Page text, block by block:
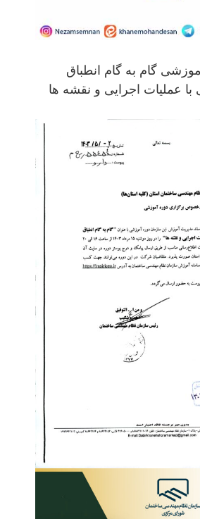
گام به گام انطباق
با عملیات اجرایی و نقشه ها